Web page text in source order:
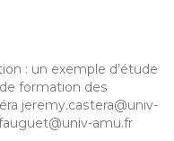
: un exemple d’étude
formation des
jeremy.castera@univ-
amu.fr